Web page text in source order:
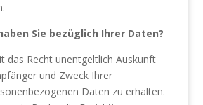
Sie bezüglich Ihrer Daten?
das Recht unentgeltlich Auskunft
und Zweck Ihrer
Daten zu erhalten.